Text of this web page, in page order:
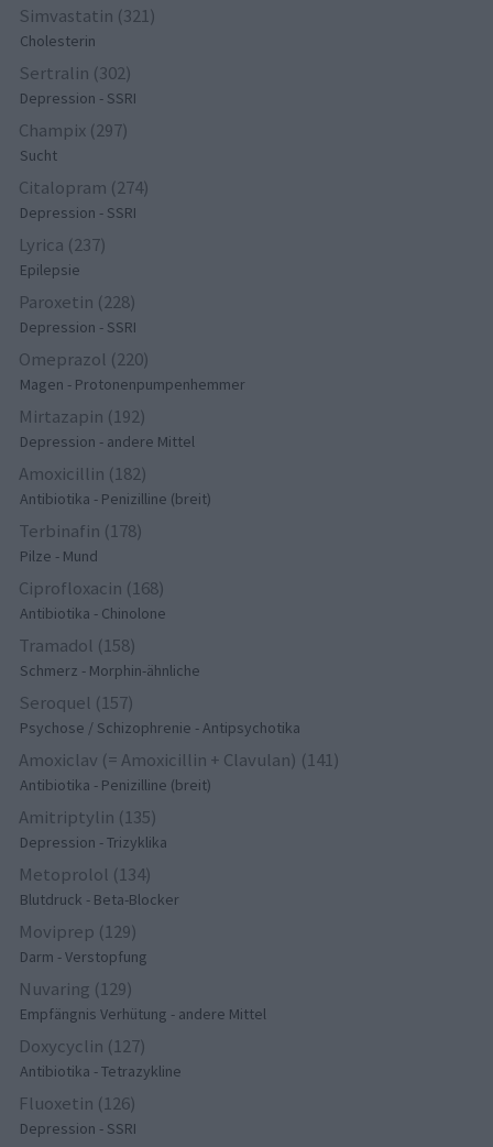
Simvastatin (321)
Cholesterin
Sertralin (302)
Depression - SSRI
Champix (297)
Sucht
Citalopram (274)
Depression - SSRI
Lyrica (237)
Epilepsie
Paroxetin (228)
Depression - SSRI
Omeprazol (220)
Magen - Protonenpumpenhemmer
Mirtazapin (192)
Depression - andere Mittel
Amoxicillin (182)
Antibiotika - Penizilline (breit)
Terbinafin (178)
Pilze - Mund
Ciprofloxacin (168)
Antibiotika - Chinolone
Tramadol (158)
Schmerz - Morphin-ähnliche
Seroquel (157)
Psychose / Schizophrenie - Antipsychotika
Amoxiclav (= Amoxicillin + Clavulan) (141)
Antibiotika - Penizilline (breit)
Amitriptylin (135)
Depression - Trizyklika
Metoprolol (134)
Blutdruck - Beta-Blocker
Moviprep (129)
Darm - Verstopfung
Nuvaring (129)
Empfängnis Verhütung - andere Mittel
Doxycyclin (127)
Antibiotika - Tetrazykline
Fluoxetin (126)
Depression - SSRI